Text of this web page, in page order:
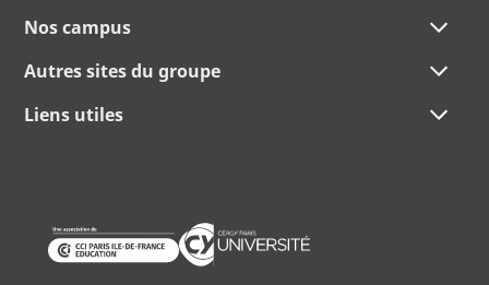
Nos campus
Autres sites du groupe
Liens utiles